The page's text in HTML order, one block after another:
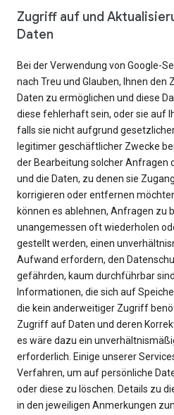
Zugriff auf und
Daten
Bei der Verwendung von Google-
nach Treu und Glauben, Ihnen
Daten zu ermöglichen und diese
diese fehlerhaft sein, oder sie auf
falls sie nicht aufgrund
legitimer geschäftlicher Zwecke
der Bearbeitung solcher Anfragen
und die Daten, zu denen sie
korrigieren oder entfernen
können es ablehnen, Anfragen zu
unangemessen oft wiederholen
gestellt werden, einen
Aufwand erfordern, den
gefährden, kaum durchführbar
Informationen, die sich auf
die kein anderweitiger Zugriff
Zugriff auf Daten und deren
es wäre dazu ein
erforderlich. Einige unserer
Verfahren, um auf persönliche
oder diese zu löschen. Details zu
in den jeweiligen Anmerkungen